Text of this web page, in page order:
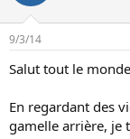
r
d
e
l
i
s
é
b
9/3/14
Salut tout le
En regardant des
gamelle arrière, je